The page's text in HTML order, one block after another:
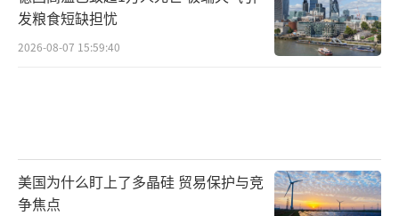
发粮食短缺担忧
2026-08-07 15:59:40
美国为什么盯上了多晶硅 贸易保护与竞
争焦点